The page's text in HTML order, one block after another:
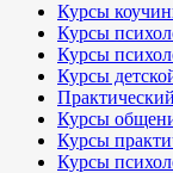
Курсы
Курсы
Курсы
Курсы
Курсы
Курсы
Курсы